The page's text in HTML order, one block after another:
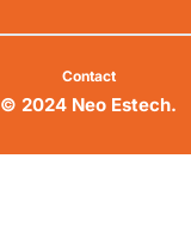
Contact
© 2024 Neo Estech.